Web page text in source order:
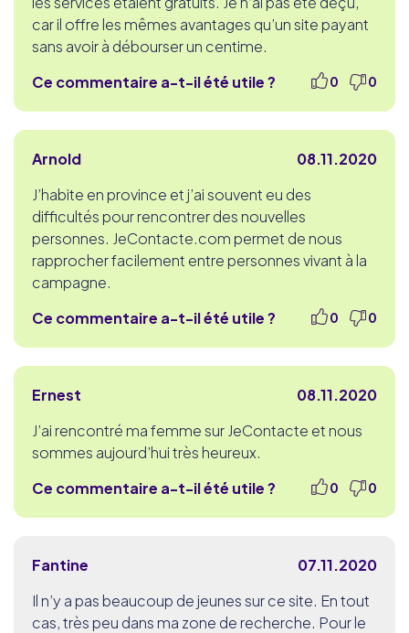
car il offre les mêmes avantages qu’un site payant
sans avoir à débourser un centime.
Ce commentaire a-t-il été utile ?
0 0
Arnold
08.11.2020
J’habite en province et j’ai souvent eu des
difficultés pour rencontrer des nouvelles
personnes. JeContacte.com permet de nous
rapprocher facilement entre personnes vivant à la
campagne.
Ce commentaire a-t-il été utile ?
0 0
Ernest
08.11.2020
J’ai rencontré ma femme sur JeContacte et nous
sommes aujourd’hui très heureux.
Ce commentaire a-t-il été utile ?
0 0
Fantine
07.11.2020
Il n’y a pas beaucoup de jeunes sur ce site. En tout
cas, très peu dans ma zone de recherche. Pour le